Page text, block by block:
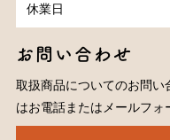
休業日
お問い合わせ
取扱商品についてのお問
はお電話またはメールフォ